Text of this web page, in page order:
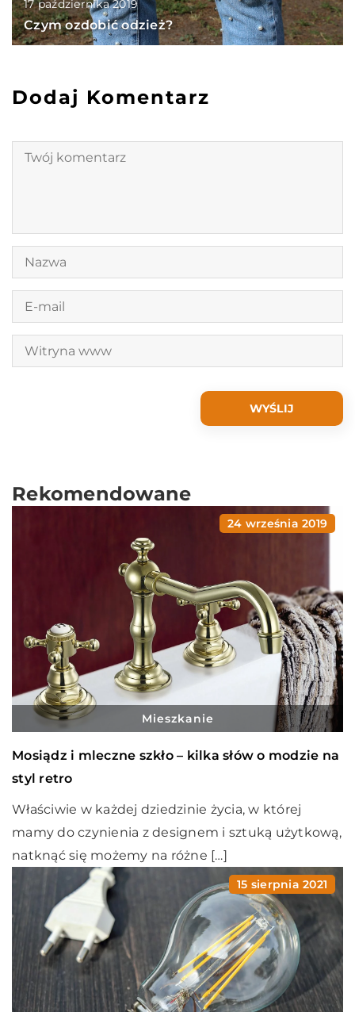
17 października 2019
Czym ozdobić odzież?
Dodaj Komentarz
Rekomendowane
24 września 2019
Mieszkanie
Mosiądz i mleczne szkło – kilka słów o modzie na
styl retro
Właściwie w każdej dziedzinie życia, w której
mamy do czynienia z designem i sztuką użytkową,
natknąć się możemy na różne […]
15 sierpnia 2021